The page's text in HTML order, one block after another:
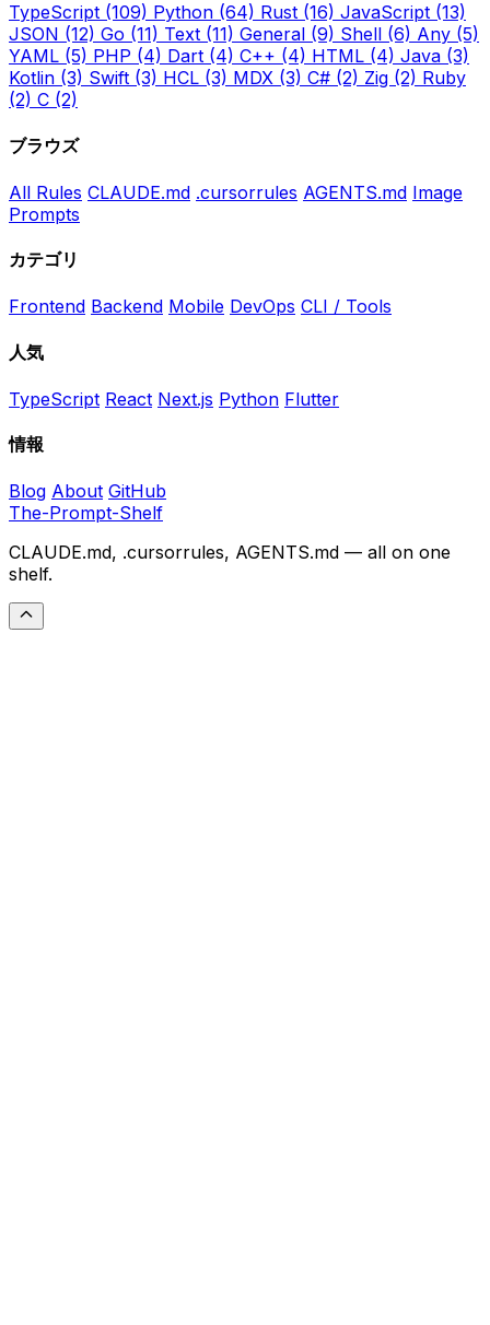
TypeScript (109) Python (64) Rust (16) JavaScript (13)
JSON (12) Go (11) Text (11) General (9) Shell (6) Any (5)
YAML (5) PHP (4) Dart (4) C++ (4) HTML (4) Java (3)
Kotlin (3) Swift (3) HCL (3) MDX (3) C# (2) Zig (2) Ruby
(2) C (2)
ブラウズ
All Rules CLAUDE.md .cursorrules AGENTS.md Image
Prompts
カテゴリ
Frontend Backend Mobile DevOps CLI / Tools
人気
TypeScript React Next.js Python Flutter
情報
Blog About GitHub
The-Prompt-Shelf
CLAUDE.md, .cursorrules, AGENTS.md — all on one
shelf.